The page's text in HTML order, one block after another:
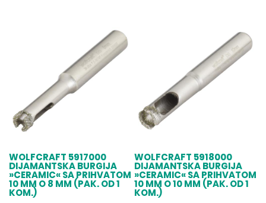
WOLFCRAFT 5917000
DIJAMANTSKA BURGIJA
»CERAMIC« SA PRIHVATOM
10 MM O 8 MM (PAK. OD 1
KOM.)
WOLFCRAFT 5918000
DIJAMANTSKA BURGIJA
»CERAMIC« SA PRIHVATOM
10 MM O 10 MM (PAK. OD 1
KOM.)